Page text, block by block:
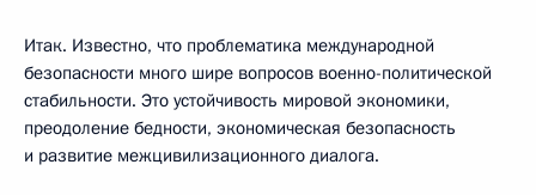
Итак. Известно, что проблематика международной
безопасности много шире вопросов военно-политической
стабильности. Это устойчивость мировой экономики,
преодоление бедности, экономическая безопасность
и развитие межцивилизационного диалога.